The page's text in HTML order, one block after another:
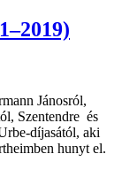
Jánosról,
Szentendre és
díjasától, aki
hunyt el.